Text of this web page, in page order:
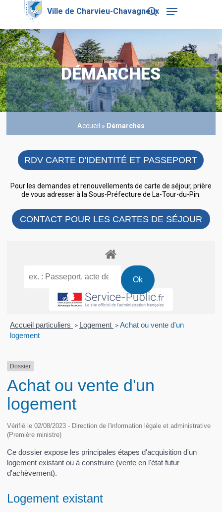
content
search
Menu
DÉMARCHES
Accueil » Démarches
RDV CARTE D'IDENTITÉ ET PASSEPORT
Pour les demandes et renouvellements de carte de séjour, prière
de vous adresser à la Sous-Préfecture de La-Tour-du-Pin.
CONTACT POUR LES CARTES DE SÉJOUR
Accueil particuliers > Logement > Achat ou vente d'un
logement
Dossier
Achat ou vente d'un
logement
Vérifié le 02/08/2023 - Direction de l'information légale et administrative
(Première ministre)
Ce dossier expose les principales étapes d'acquisition d'un
logement existant ou à construire (vente en l'état futur
d'achèvement).
Logement existant
Close